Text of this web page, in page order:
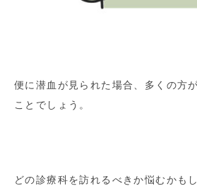
便に潜血が見られた場合、多くの方
ことでしょう。
どの診療科を訪れるべきか悩むかも